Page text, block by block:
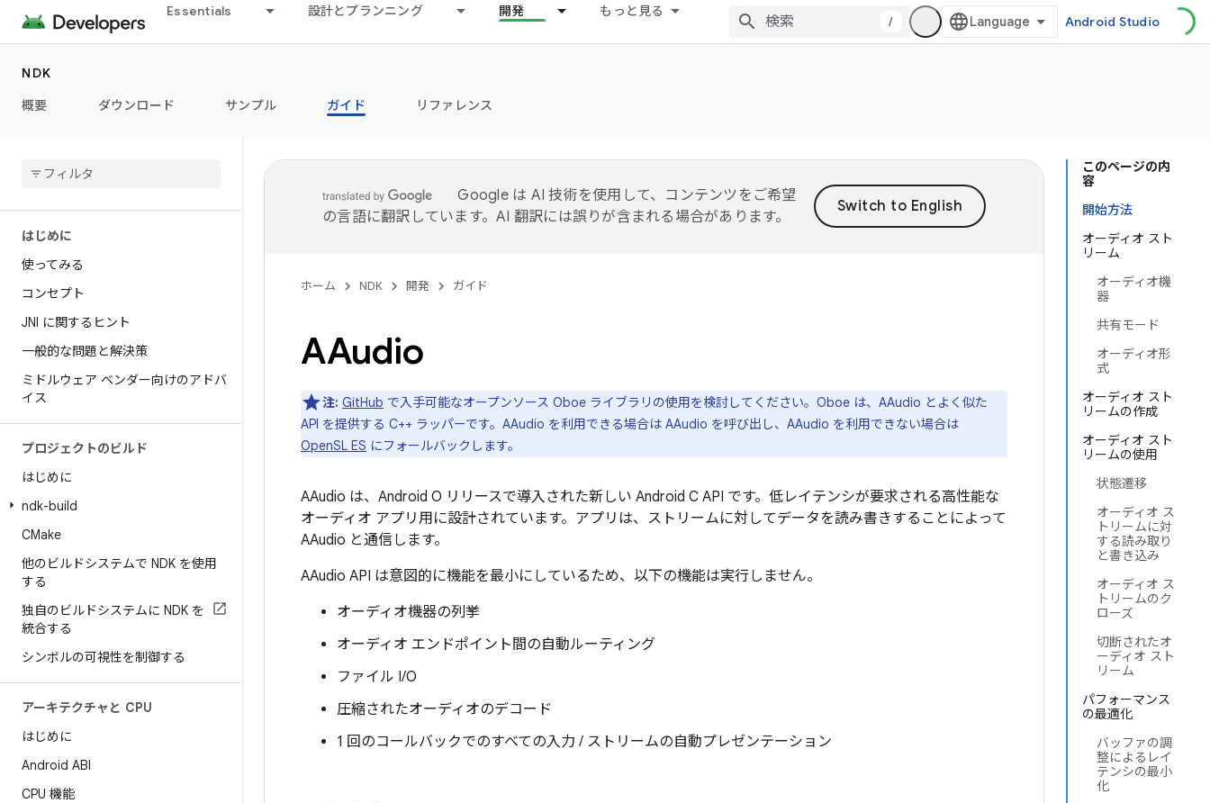
Essentials 設計とプランニング 開発 もっと見る
/ Android Studio
NDK
概要
ダウンロード サンプル ガイド リファレンス
はじめに
使ってみる
コンセプト
JNI に関するヒント
一般的な問題と解決策
ミドルウェア ベンダー向けのアドバ
イス
プロジェクトのビルド
はじめに
ndk-build
CMake
他のビルドシステムで NDK を使用
する
独自のビルドシステムに NDK を
統合する
シンボルの可視性を制御する
アーキテクチャと CPU
はじめに
Android ABI
CPU 機能
このページの内
容
開始方法
オーディオ スト
リーム
オーディオ機
器
共有モード
オーディオ形
式
オーディオ スト
リームの作成
オーディオ スト
リームの使用
状態遷移
オーディオ ス
トリームに対
する読み取り
と書き込み
オーディオ ス
トリームのク
ローズ
切断されたオ
ーディオ スト
リーム
パフォーマンス
の最適化
バッファの調
整によるレイ
テンシの最小
化
Google は AI 技術を使用して、コンテンツをご希望
の言語に翻訳しています。AI 翻訳には誤りが含まれる場合があります。
ホーム NDK 開発 ガイド
AAudio
注: GitHub で入手可能なオープンソース Oboe ライブラリの使用を検討してください。Oboe は、AAudio とよく似た
API を提供する C++ ラッパーです。AAudio を利用できる場合は AAudio を呼び出し、AAudio を利用できない場合は
OpenSL ES にフォールバックします。
AAudio は、Android O リリースで導入された新しい Android C API です。低レイテンシが要求される高性能な
オーディオ アプリ用に設計されています。アプリは、ストリームに対してデータを読み書きすることによって
AAudio と通信します。
AAudio API は意図的に機能を最小にしているため、以下の機能は実行しません。
オーディオ機器の列挙
オーディオ エンドポイント間の自動ルーティング
ファイル I/O
圧縮されたオーディオのデコード
1 回のコールバックでのすべての入力 / ストリームの自動プレゼンテーション